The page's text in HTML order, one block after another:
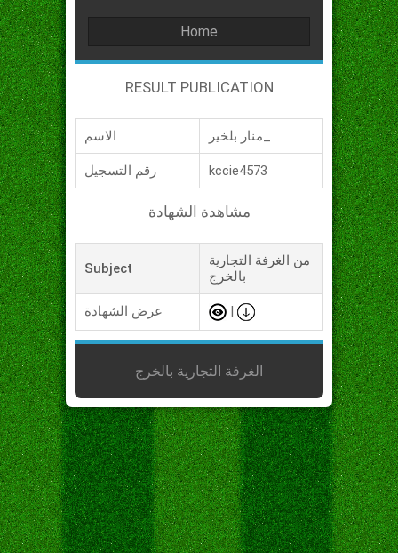
Home
RESULT PUBLICATION
الاسم
رقم التسجيل kccie4573
مشاهدة الشهادة
Subject
من الغرفة التجارية
بالخرج
عرض الشهادة
الغرفة التجارية بالخرج